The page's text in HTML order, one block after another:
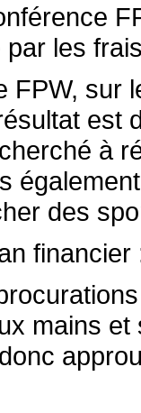
les
FPW, sur
est
à
des
financier
mains